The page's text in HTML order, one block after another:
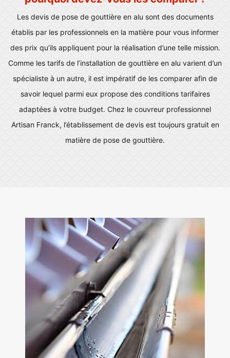
Les devis de pose de gouttière en alu sont des documents
établis par les professionnels en la matière pour vous informer
des prix qu’ils appliquent pour la réalisation d’une telle mission.
Comme les tarifs de l’installation de gouttière en alu varient d’un
spécialiste à un autre, il est impératif de les comparer afin de
savoir lequel parmi eux propose des conditions tarifaires
adaptées à votre budget. Chez le couvreur professionnel
Artisan Franck, l’établissement de devis est toujours gratuit en
matière de pose de gouttière.